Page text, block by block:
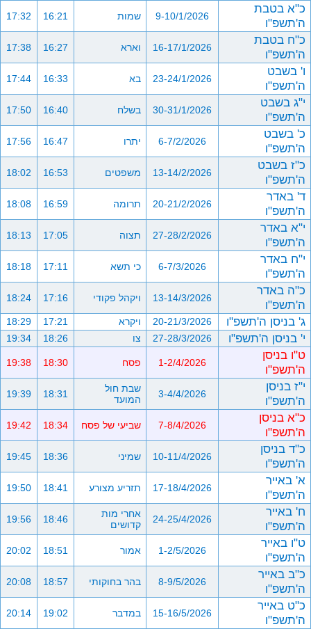
כ"א בטבת
ה'תשפ"ו
9-10/1/2026 שמות 16:21
17:32
כ"ח בטבת
ה'תשפ"ו
16-17/1/2026 וארא 16:27
17:38
ו' בשבט
ה'תשפ"ו
23-24/1/2026 בא 16:33
17:44
י"ג בשבט
ה'תשפ"ו
30-31/1/2026 בשלח 16:40
17:50
כ' בשבט
ה'תשפ"ו
6-7/2/2026 יתרו 16:47
17:56
כ"ז בשבט
ה'תשפ"ו
13-14/2/2026 משפטים 16:53
18:02
ד' באדר
ה'תשפ"ו
20-21/2/2026 תרומה 16:59
18:08
י"א באדר
ה'תשפ"ו
27-28/2/2026 תצוה 17:05
18:13
י"ח באדר
ה'תשפ"ו
6-7/3/2026 כי תשא 17:11
18:18
כ"ה באדר
ה'תשפ"ו
13-14/3/2026 ויקהל פקודי 17:16
18:24
ג' בניסן ה'תשפ"ו 20-21/3/2026 ויקרא 17:21
18:29
י' בניסן ה'תשפ"ו 27-28/3/2026 צו 18:26
19:34
ט"ו בניסן
ה'תשפ"ו
1-2/4/2026 פסח 18:30
19:38
י"ז בניסן
ה'תשפ"ו
3-4/4/2026
שבת חול
המועד
18:31
19:39
כ"א בניסן
ה'תשפ"ו
7-8/4/2026 שביעי של פסח 18:34
19:42
כ"ד בניסן
ה'תשפ"ו
10-11/4/2026 שמיני 18:36
19:45
א' באייר
ה'תשפ"ו
17-18/4/2026 תזריע מצורע 18:41
19:50
ח' באייר
ה'תשפ"ו
24-25/4/2026
אחרי מות
קדושים
18:46
19:56
ט"ו באייר
ה'תשפ"ו
1-2/5/2026 אמור 18:51
20:02
כ"ב באייר
ה'תשפ"ו
8-9/5/2026 בהר בחוקותי 18:57
20:08
כ"ט באייר
ה'תשפ"ו
15-16/5/2026 במדבר 19:02
20:14